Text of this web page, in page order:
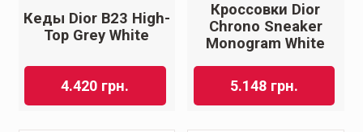
Кеды Dior B23 High-
Top Grey White
4.420 грн.
Кроссовки Dior
Chrono Sneaker
Monogram White
5.148 грн.